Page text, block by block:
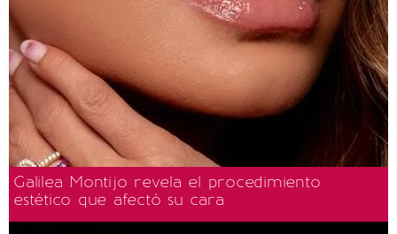
Galilea Montijo revela el procedimiento
estético que afectó su cara